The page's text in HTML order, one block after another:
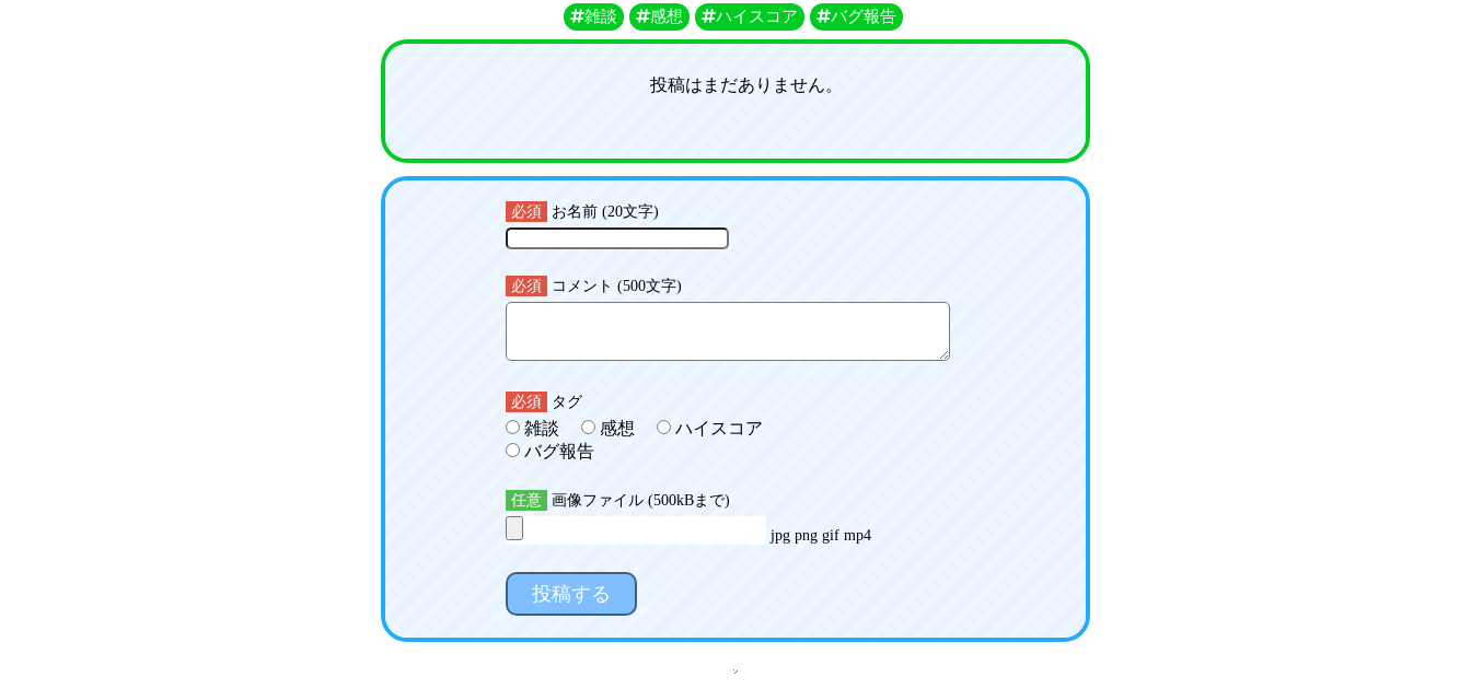
雑談 感想 ハイスコア バグ報告
投稿はまだありません。
必須 お名前 (20文字)
必須 コメント (500文字)
必須 タグ
雑談 感想
ハイスコア
バグ報告
任意 画像ファイル (500kBまで)
jpg png gif mp4
投稿する